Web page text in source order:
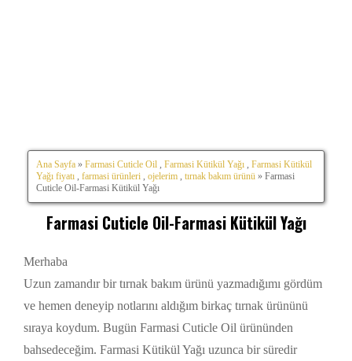
Ana Sayfa » Farmasi Cuticle Oil Farmasi Kütikül Yağı
Farmasi Kütikül
Yağı fiyatı
farmasi ürünleri ojelerim tırnak bakım ürünü » Farmasi
Cuticle Oil-Farmasi Kütikül Yağı
Farmasi Cuticle Oil-Farmasi Kütikül Yağı
Merhaba
Uzun zamandır bir tırnak bakım ürünü yazmadığımı gördüm
ve hemen deneyip notlarını aldığım birkaç tırnak ürününü
sıraya koydum. Bugün Farmasi Cuticle Oil ürününden
bahsedeceğim. Farmasi Kütikül Yağı uzunca bir süredir